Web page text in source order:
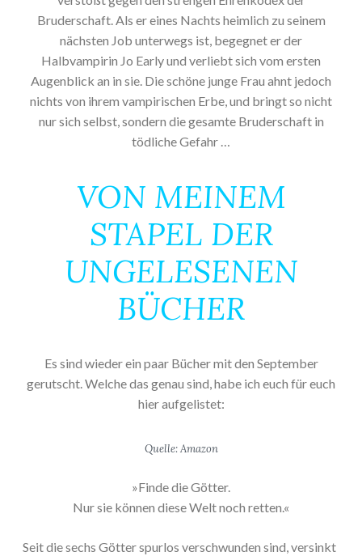
Bruderschaft. Als er eines Nachts heimlich zu seinem
nächsten Job unterwegs ist, begegnet er der
Halbvampirin Jo Early und verliebt sich vom ersten
Augenblick an in sie. Die schöne junge Frau ahnt jedoch
nichts von ihrem vampirischen Erbe, und bringt so nicht
nur sich selbst, sondern die gesamte Bruderschaft in
tödliche Gefahr …
VON MEINEM
STAPEL DER
UNGELESENEN
BÜCHER
Es sind wieder ein paar Bücher mit den September
gerutscht. Welche das genau sind, habe ich euch für euch
hier aufgelistet:
Quelle: Amazon
»Finde die Götter.
Nur sie können diese Welt noch retten.«
Seit die sechs Götter spurlos verschwunden sind, versinkt